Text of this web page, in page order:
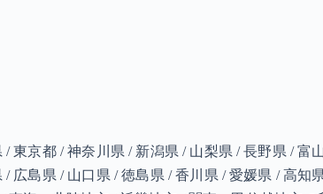
京都 / 神奈川県 / 新潟県 / 山梨県 / 長野県 / 富
広島県 / 山口県 / 徳島県 / 香川県 / 愛媛県 / 高知